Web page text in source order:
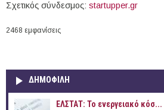
Σχετικός σύνδεσμος: startupper.gr
2468 εμφανίσεις
ΔΗΜΟΦΙΛΗ
ΕΛΣΤΑΤ: Το ενεργειακό κόσ...